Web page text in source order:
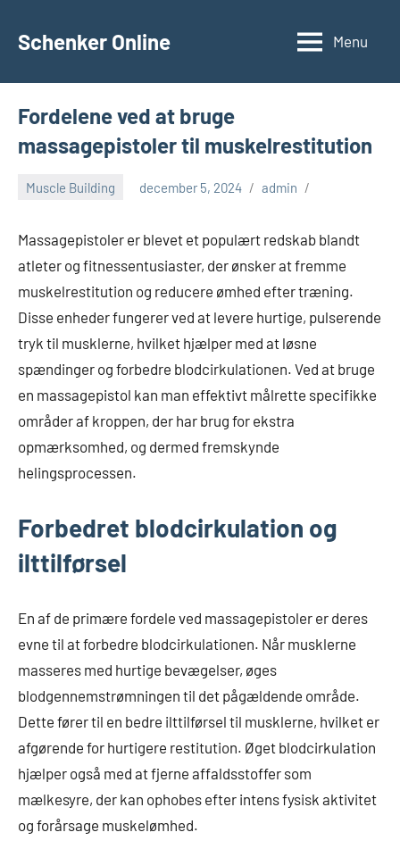
Schenker Online Menu
Fordelene ved at bruge
massagepistoler til muskelrestitution
Muscle Building december 5, 2024 admin
Massagepistoler er blevet et populært redskab blandt
atleter og fitnessentusiaster, der ønsker at fremme
muskelrestitution og reducere ømhed efter træning.
Disse enheder fungerer ved at levere hurtige, pulserende
tryk til musklerne, hvilket hjælper med at løsne
spændinger og forbedre blodcirkulationen. Ved at bruge
en massagepistol kan man effektivt målrette specifikke
områder af kroppen, der har brug for ekstra
opmærksomhed, og dermed fremskynde
helingsprocessen.
Forbedret blodcirkulation og
ilttilførsel
En af de primære fordele ved massagepistoler er deres
evne til at forbedre blodcirkulationen. Når musklerne
masseres med hurtige bevægelser, øges
blodgennemstrømningen til det pågældende område.
Dette fører til en bedre ilttilførsel til musklerne, hvilket er
afgørende for hurtigere restitution. Øget blodcirkulation
hjælper også med at fjerne affaldsstoffer som
mælkesyre, der kan ophobes efter intens fysisk aktivitet
og forårsage muskelømhed.